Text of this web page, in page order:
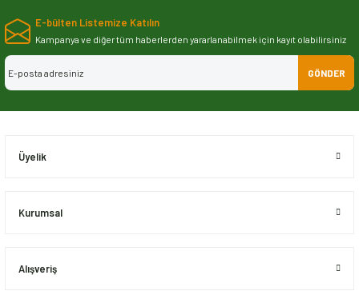
iletebilirsiniz.
Görüş ve önerileriniz için teşekkür ederiz.
Ürün resmi kalitesiz, bozuk veya görüntülenemiyor.
E-bülten Listemize Katılın
Kampanya ve diğer tüm haberlerden yararlanabilmek için kayıt olabilirsiniz
GÖNDER
Üyelik
Kurumsal
Alışveriş